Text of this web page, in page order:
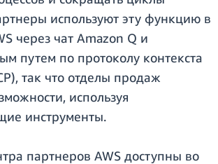
используют эту функцию в
через чат Amazon Q и
путем по протоколу контекста
так что отделы продаж
используя
инструменты.
партнеров AWS доступны во